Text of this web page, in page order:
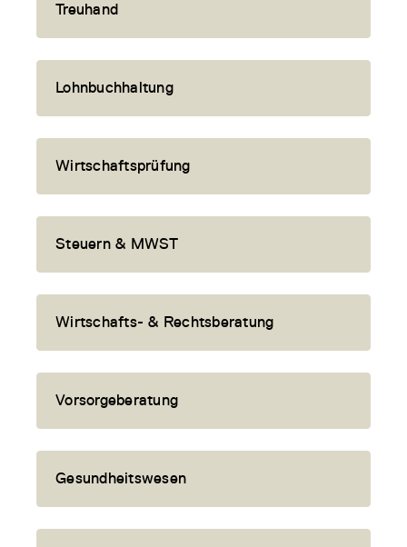
Treuhand
Lohnbuchhaltung
Wirtschaftsprüfung
Steuern & MWST
Wirtschafts- & Rechtsberatung
Vorsorgeberatung
Gesundheitswesen